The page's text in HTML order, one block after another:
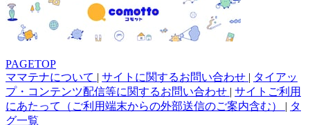
PAGETOP
ママテナについて | サイトに関するお問い合わせ | タイアッ
プ・コンテンツ配信等に関するお問い合わせ | サイトご利用
にあたって（ご利用端末からの外部送信のご案内含む） | タ
グ一覧